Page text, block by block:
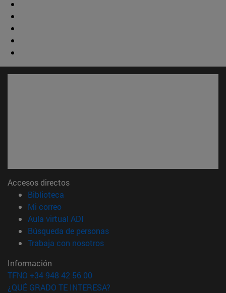
Accesos directos
Biblioteca
Mi correo(abre en nueva ventana)
Aula virtual ADI
Búsqueda de personas(abre en nueva ventana)
Trabaja con nosotros(abre en nueva ventana)
Información
TFNO +34 948 42 56 00
¿QUÉ GRADO TE INTERESA?